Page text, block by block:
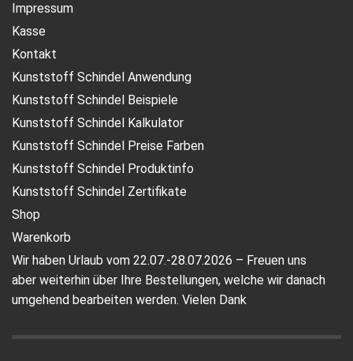
Impressum
Kasse
Kontakt
Kunststoff Schindel Anwendung
Kunststoff Schindel Beispiele
Kunststoff Schindel Kalkulator
Kunststoff Schindel Preise Farben
Kunststoff Schindel Produktinfo
Kunststoff Schindel Zertifikate
Shop
Warenkorb
Wir haben Urlaub vom 22.07.-28.07.2026 – Freuen uns
aber weiterhin über Ihre Bestellungen, welche wir danach
umgehend bearbeiten werden. Vielen Dank